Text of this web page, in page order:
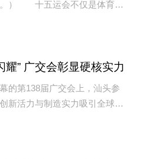
。） 十五运会不仅是体育竞
耀” 广交会彰显硬核实力
第138届广交会上，汕头参
新活力与制造实力吸引全球目